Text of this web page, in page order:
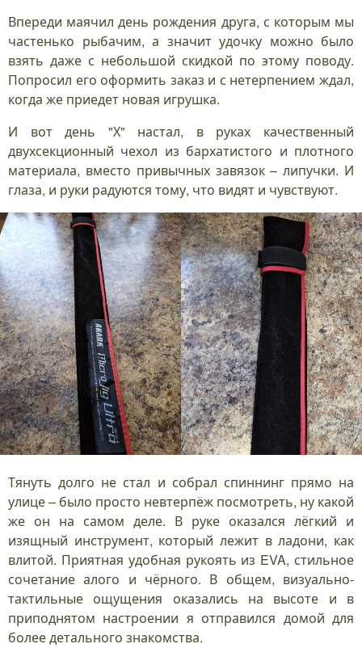
Впереди маячил день рождения друга, с которым мы
частенько рыбачим, а значит удочку можно было
взять даже с небольшой скидкой по этому поводу.
Попросил его оформить заказ и с нетерпением ждал,
когда же приедет новая игрушка.
И вот день "Х" настал, в руках качественный
двухсекционный чехол из бархатистого и плотного
материала, вместо привычных завязок – липучки. И
глаза, и руки радуются тому, что видят и чувствуют.
Тянуть долго не стал и собрал спиннинг прямо на
улице – было просто невтерпёж посмотреть, ну какой
же он на самом деле. В руке оказался лёгкий и
изящный инструмент, который лежит в ладони, как
влитой. Приятная удобная рукоять из EVA, стильное
сочетание алого и чёрного. В общем, визуально-
тактильные ощущения оказались на высоте и в
приподнятом настроении я отправился домой для
более детального знакомства.